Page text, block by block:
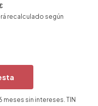
recalculado según
meses sin intereses. TIN